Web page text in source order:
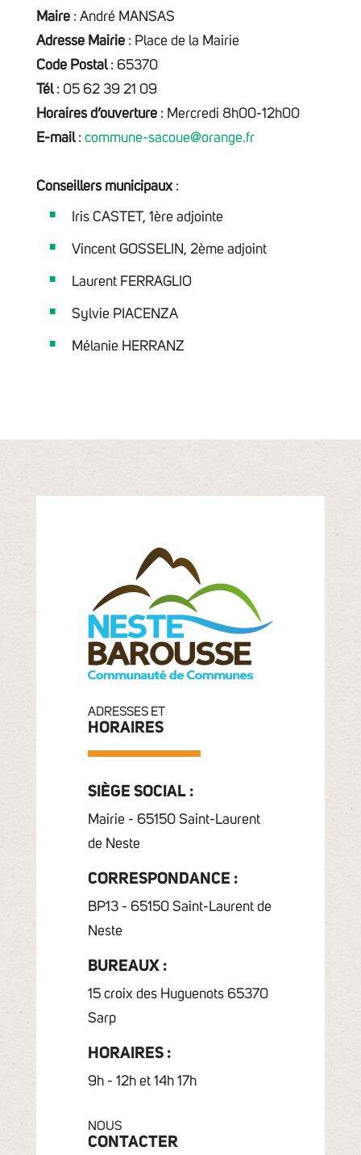
Maire : André MANSAS
Adresse Mairie : Place de la Mairie
Code Postal: 65370
Tél : 05 62 39 21 09
Horaires d’ouverture: Mercredi 8h00-12h00
E-mail: commune-sacoue@orange.fr
Conseillers municipaux:
Iris CASTET, 1ère adjointe
Vincent GOSSELIN, 2ème adjoint
Laurent FERRAGLIO
Sylvie PIACENZA
Mélanie HERRANZ
ADRESSES ET
HORAIRES
SIÈGE SOCIAL :
Mairie - 65150 Saint-Laurent
de Neste
CORRESPONDANCE :
BP13 - 65150 Saint-Laurent de
Neste
BUREAUX :
15 croix des Huguenots 65370
Sarp
HORAIRES :
9h - 12h et 14h 17h
NOUS
CONTACTER